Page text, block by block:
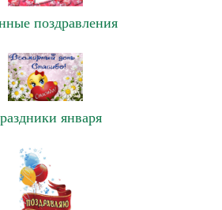
поздравления
января